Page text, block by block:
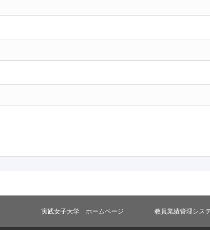
実践女子大学 ホームページ 教員業績管理シス